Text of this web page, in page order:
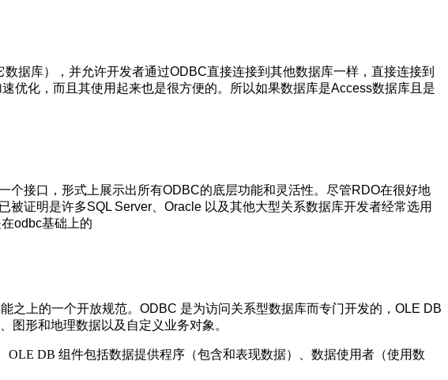
据库），并允许开发者通过ODBC直接连接到其他数据库一样，直接连接到
优化，而且其使用起来也是很方便的。所以如果数据库是Access数据库且是
接口，形式上展示出所有ODBC的底层功能和灵活性。尽管RDO在很好地
证明是许多SQL Server、Oracle 以及其他大型关系数据库开发者经常选用
odbc基础上的
之上的一个开放规范。ODBC 是为访问关系型数据库而专门开发的，OLE DB
图形和地理数据以及自定义业务对象。
DB 组件包括数据提供程序（包含和表现数据）、数据使用者（使用数